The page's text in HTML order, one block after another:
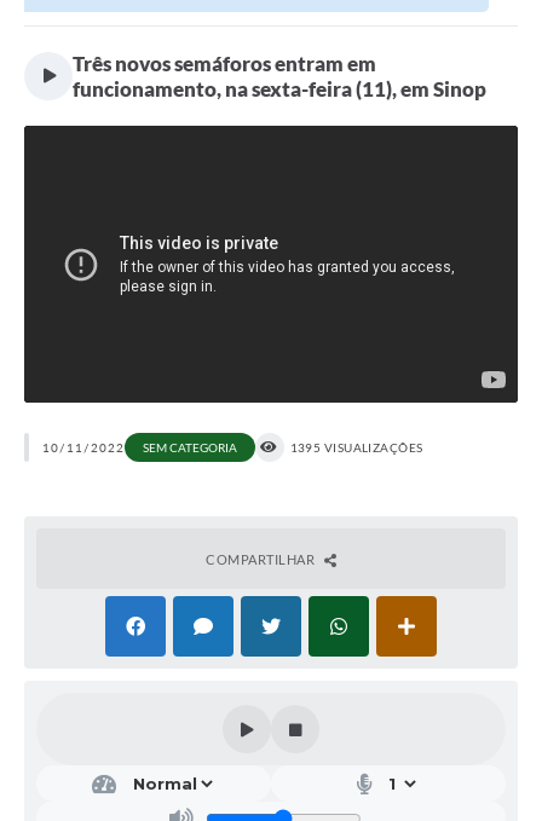
Três novos semáforos entram em
funcionamento, na sexta-feira (11), em Sinop
10/11/2022 SEM CATEGORIA 1395 VISUALIZAÇÕES
COMPARTILHAR